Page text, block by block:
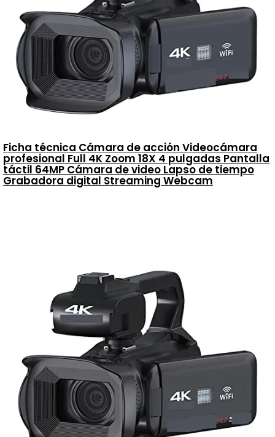
Ficha técnica Cámara de acción Videocámara
profesional Full 4K Zoom 18X 4 pulgadas Pantalla
táctil 64MP Cámara de video Lapso de tiempo
Grabadora digital Streaming Webcam